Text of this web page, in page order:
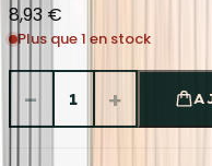
8,93 €
Plus que 1 en stock
− 1 +